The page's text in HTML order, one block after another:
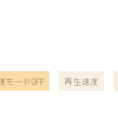
モードOFF 再生速度